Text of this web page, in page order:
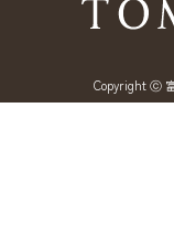
Copyright ⓒ